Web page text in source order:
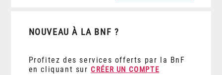
NOUVEAU À LA BNF ?
Profitez des services offerts par la BnF
en cliquant sur CRÉER UN COMPTE